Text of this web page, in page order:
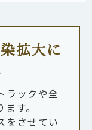
拡大に
ラックや全
す。
をさせてい